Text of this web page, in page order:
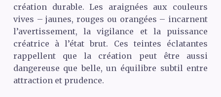
création durable. Les araignées aux couleurs
vives – jaunes, rouges ou orangées – incarnent
l’avertissement, la vigilance et la puissance
créatrice à l’état brut. Ces teintes éclatantes
rappellent que la création peut être aussi
dangereuse que belle, un équilibre subtil entre
attraction et prudence.